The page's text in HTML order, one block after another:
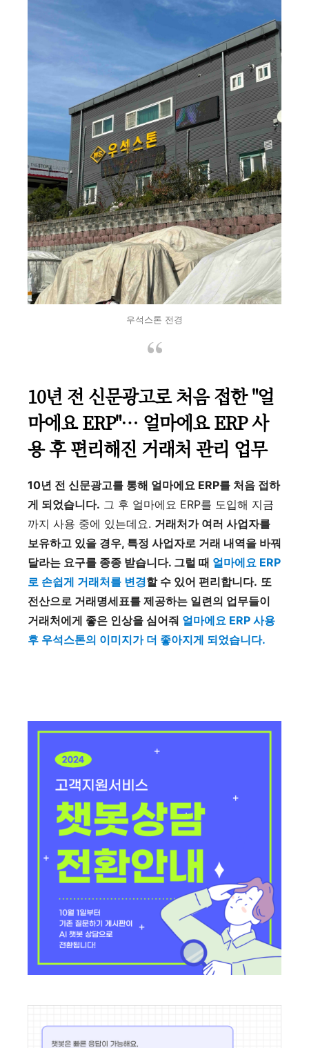
우석스톤 전경
10년 전 신문광고로 처음 접한 "얼
마에요 ERP"… 얼마에요 ERP 사
용 후 편리해진 거래처 관리 업무
10년 전 신문광고를 통해 얼마에요 ERP를 처음 접하
게 되었습니다. 그 후 얼마에요 ERP를 도입해 지금
까지 사용 중에 있는데요. 거래처가 여러 사업자를
보유하고 있을 경우, 특정 사업자로 거래 내역을 바꿔
달라는 요구를 종종 받습니다. 그럴 때 얼마에요 ERP
로 손쉽게 거래처를 변경할 수 있어 편리합니다. 또
전산으로 거래명세표를 제공하는 일련의 업무들이
거래처에게 좋은 인상을 심어줘 얼마에요 ERP 사용
후 우석스톤의 이미지가 더 좋아지게 되었습니다.